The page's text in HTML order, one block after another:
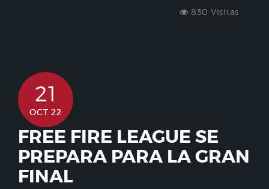
830 Visitas
21
OCT 22
FREE FIRE LEAGUE SE
PREPARA PARA LA GRAN
FINAL